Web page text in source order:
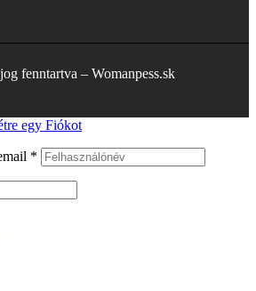
fenntartva – Womanpess.sk
egy Fiókot
*